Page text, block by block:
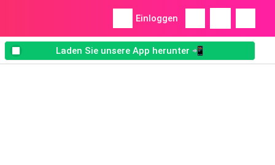
Einloggen
Laden Sie unsere App herunter 📲